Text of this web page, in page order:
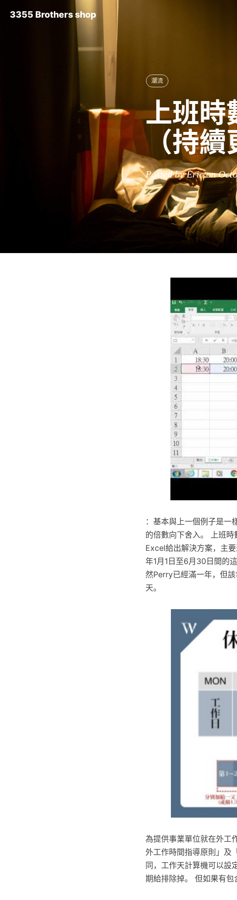
3355 Brothers shop
潮流
上班
（持續
Posted by Eric on
：基本與上一個例子是一
的倍數向下舍入。 上班
Excel給出解決方案，主
年1月1日至6月30日間的
然Perry已經滿一年，但
天。
為提供事業單位就在外工
外工作時間指導原則」及
同，工作天計算機可以設
期給排除掉。 但如果有包